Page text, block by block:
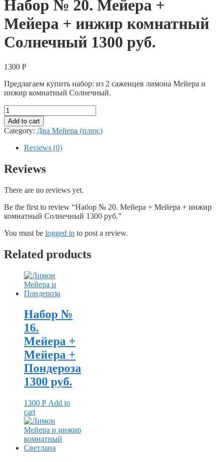
Набор № 20. Мейера +
Мейера + инжир комнатный
Солнечный 1300 руб.
1300 Р
Предлагаем купить набор: из 2 саженцев лимона Мейера и
инжир комнатный Солнечный.
Набор
№
20.
Мейера
Мейера
+
инжир
Солнечный
руб.
quantity
Add to cart
Category: Два Мейера (плюс)
Reviews (0)
Reviews
There are no reviews yet.
Be the first to review “Набор № 20. Мейера + Мейера + инжир
комнатный Солнечный 1300 руб.”
You must be logged in to post a review.
Related products
Набор №
16.
Мейера +
Мейера +
Пондероза
1300 руб.
1300 Р Add to
cart